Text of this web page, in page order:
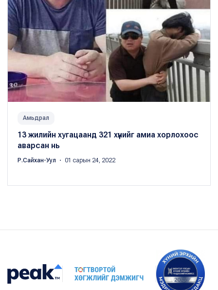
Амьдрал
13 жилийн хугацаанд 321 хүнийг амиа хорлохоос
аварсан нь
Р.Сайхан-Уул ・ 01 сарын 24, 2022